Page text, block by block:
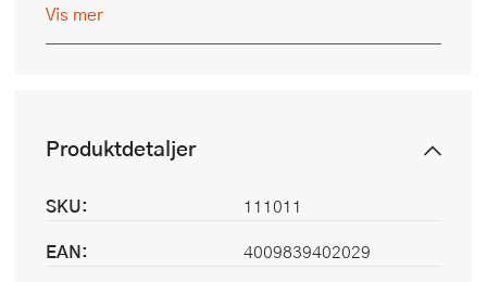
Vis mer
Produktdetaljer
SKU:
111011
EAN:
4009839402029